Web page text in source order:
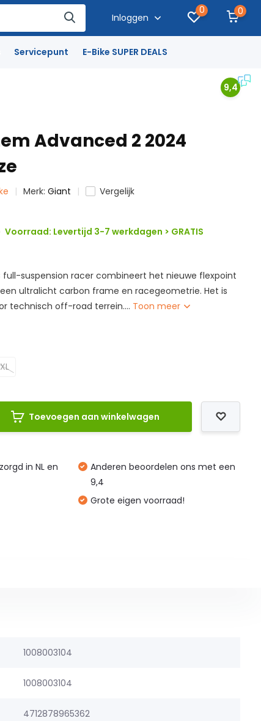
Inloggen
0 0
Servicepunt E-Bike SUPER DEALS
9,4
Advanced 2 2024
Merk:Giant
Vergelijk
Voorraad: Levertijd 3-7 werkdagen > GRATIS
full-suspension racer combineert het nieuwe flexpoint
ultralicht carbon frame en racegeometrie. Het is
technisch off-road terrein.... Toon meer
XL
Toevoegen aan winkelwagen
in NL en
Anderen beoordelen ons met een
9,4
Grote eigen voorraad!
1008003104
1008003104
4712878965362